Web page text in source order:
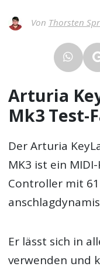
Von Thorsten
Arturia
Mk3 Test-
Der Arturia
MK3 ist ein
Controller mit 61
Er lässt sich in
verwenden und